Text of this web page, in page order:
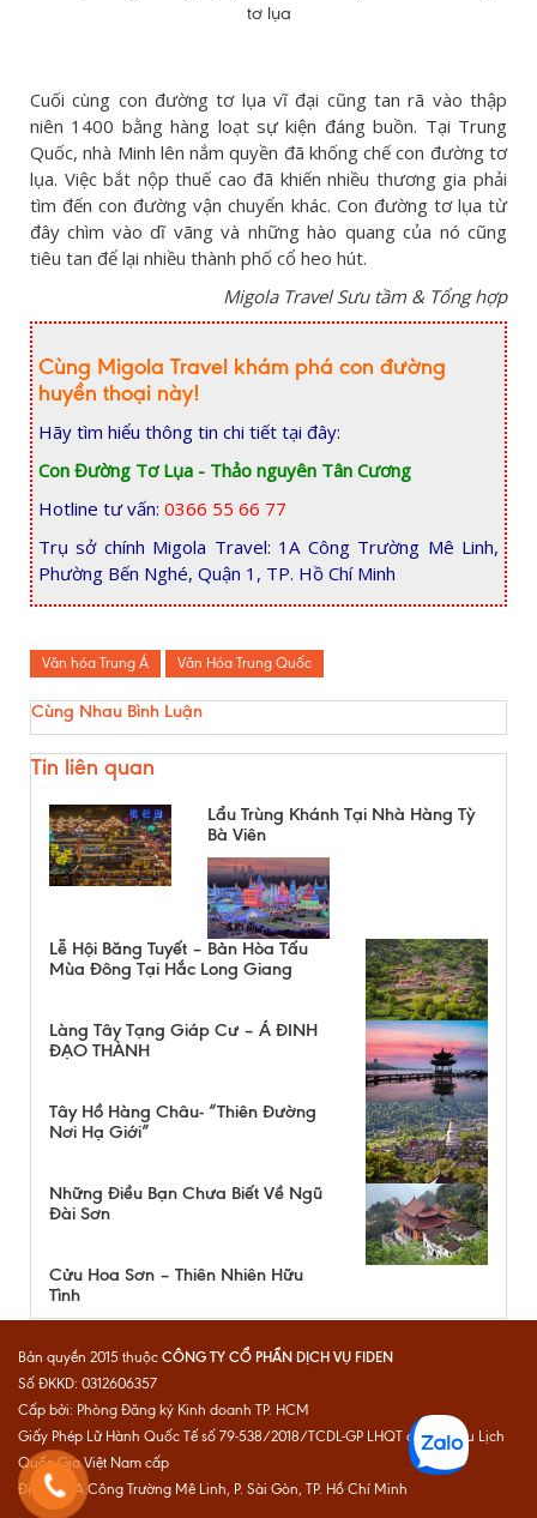
tơ lụa
Cuối cùng con đường tơ lụa vĩ đại cũng tan rã vào thập
niên 1400 bằng hàng loạt sự kiện đáng buồn. Tại Trung
Quốc, nhà Minh lên nắm quyền đã khống chế con đường tơ
lụa. Việc bắt nộp thuế cao đã khiến nhiều thương gia phải
tìm đến con đường vận chuyển khác. Con đường tơ lụa từ
đây chìm vào dĩ vãng và những hào quang của nó cũng
tiêu tan để lại nhiều thành phố cổ heo hút.
Migola Travel Sưu tầm & Tổng hợp
Cùng Migola Travel khám phá con đường
huyền thoại này!
Hãy tìm hiểu thông tin chi tiết tại đây:
Con Đường Tơ Lụa - Thảo nguyên Tân Cương
Hotline tư vấn: 0366 55 66 77
Trụ sở chính Migola Travel: 1A Công Trường Mê Linh,
Phường Bến Nghé, Quận 1, TP. Hồ Chí Minh
Văn hóa Trung Á Văn Hóa Trung Quốc
Cùng Nhau Bình Luận
Tin liên quan
Lẩu Trùng Khánh Tại Nhà Hàng Tỳ
Bà Viên
Lễ Hội Băng Tuyết – Bản Hòa Tấu
Mùa Đông Tại Hắc Long Giang
Làng Tây Tạng Giáp Cư – Á ĐINH
ĐẠO THÀNH
Tây Hồ Hàng Châu- “Thiên Đường
Nơi Hạ Giới”
Những Điều Bạn Chưa Biết Về Ngũ
Đài Sơn
Cửu Hoa Sơn – Thiên Nhiên Hữu
Tình
Bản quyền 2015 thuộc CÔNG TY CỔ PHẦN DỊCH VỤ FIDEN
Số ĐKKD: 0312606357
Cấp bởi: Phòng Đăng ký Kinh doanh TP. HCM
Giấy Phép Lữ Hành Quốc Tế số 79-538/2018/TCDL-GP LHQT do Cục Du Lịch
Quốc Gia Việt Nam cấp
Địa chỉ: 1A Công Trường Mê Linh, P. Sài Gòn, TP. Hồ Chí Minh